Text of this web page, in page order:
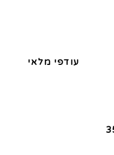
עודפי מלאי